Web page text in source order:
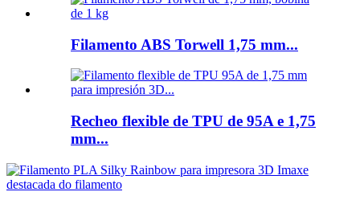
Filamento ABS Torwell 1,75 mm...
Recheo flexible de TPU de 95A e 1,75
mm...